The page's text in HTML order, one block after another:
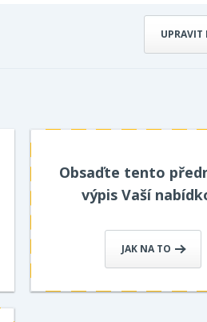
UPRAVIT
Obsaďte tento
výpis Vaší
JAK NA TO